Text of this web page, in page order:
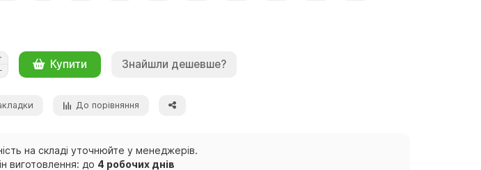
Купити Знайшли дешевше?
До порівняння
на складі уточнюйте у менеджерів.
виготовлення: до 4 робочих днів